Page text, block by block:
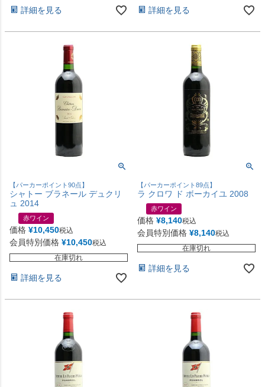
詳細を見る 詳細を見る
【パーカーポイント90点】
シャトー ブラネール デュクリ
ュ 2014
赤ワイン
価格 ¥10,450税込
会員特別価格 ¥10,450税込
在庫切れ
詳細を見る
【パーカーポイント89点】
ラ クロワ ド ボーカイユ 2008
赤ワイン
価格 ¥8,140税込
会員特別価格 ¥8,140税込
在庫切れ
詳細を見る